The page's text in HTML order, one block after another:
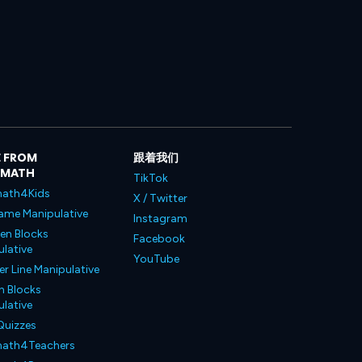
FROM
Manipulative
Blocks
Line Manipulative
Blocks
跟着我们
TikTok
X / Twitter
Instagram
Facebook
YouTube